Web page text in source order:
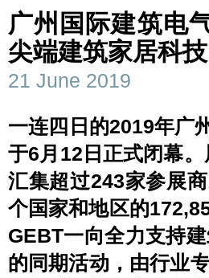
广州国际建筑电
尖端建筑家居科技
21 June 2019
一连四日的2019年广
于6月12日正式闭幕
汇集超过243家参展
个国家和地区的
GEBT一向全力支持
的同期活动，由行业